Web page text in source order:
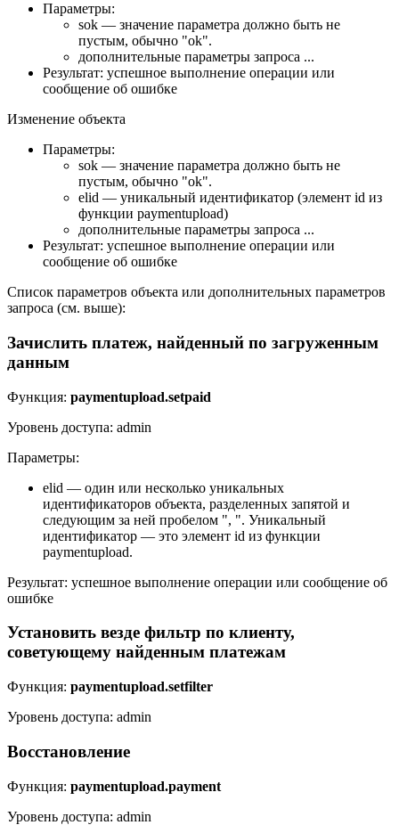
Параметры:
sok — значение параметра должно быть не
пустым, обычно "ok".
дополнительные параметры запроса ...
Результат: успешное выполнение операции или
сообщение об ошибке
Изменение объекта
Параметры:
sok — значение параметра должно быть не
пустым, обычно "ok".
elid — уникальный идентификатор (элемент id из
функции paymentupload)
дополнительные параметры запроса ...
Результат: успешное выполнение операции или
сообщение об ошибке
Список параметров объекта или дополнительных параметров
запроса (см. выше):
Зачислить платеж, найденный по загруженным
данным
Функция: paymentupload.setpaid
Уровень доступа: admin
Параметры:
elid — один или несколько уникальных
идентификаторов объекта, разделенных запятой и
следующим за ней пробелом ", ". Уникальный
идентификатор — это элемент id из функции
paymentupload.
Результат: успешное выполнение операции или сообщение об
ошибке
Установить везде фильтр по клиенту,
советующему найденным платежам
Функция: paymentupload.setfilter
Уровень доступа: admin
Восстановление
Функция: paymentupload.payment
Уровень доступа: admin